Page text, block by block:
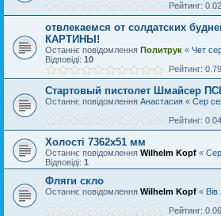
Рейтинг:
отвлекаемся от солдатских
КАРТИНЫ!
Останнє повідомлення Политрук « Чет
Відповіді: 10
Рейтинг:
Стартовый пистолет Шмайсер
Останнє повідомлення Анастасия « Сер
Рейтинг:
Холості 7362х51 мм
Останнє повідомлення Wilhelm Kopf «
Відповіді: 1
Фляги скло
Останнє повідомлення Wilhelm Kopf «
Рейтинг: